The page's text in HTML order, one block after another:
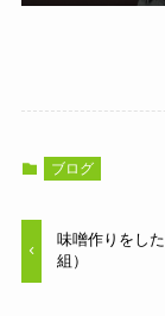
ブログ
味噌作りをし
組）